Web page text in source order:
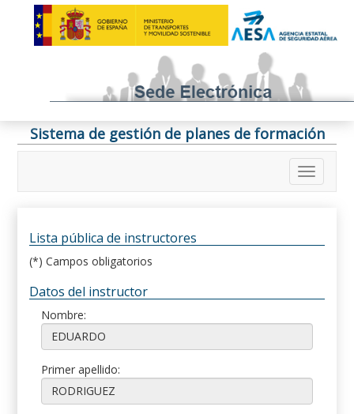
Sistema de gestión de planes de formación
Lista pública de instructores
(*) Campos obligatorios
Datos del instructor
Nombre:
Primer apellido: